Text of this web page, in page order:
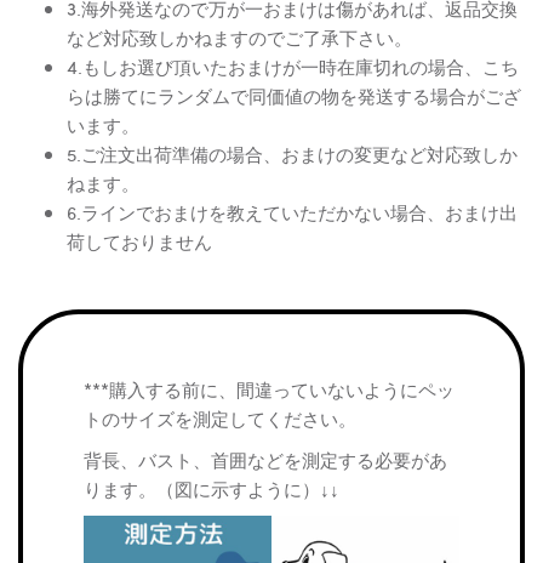
3.海外発送なので万が一おまけは傷があれば、返品交換
など対応致しかねますのでご了承下さい。
4.もしお選び頂いたおまけが一時在庫切れの場合、こち
らは勝てにランダムで同価値の物を発送する場合がござ
います。
5.ご注文出荷準備の場合、おまけの変更など対応致しか
ねます。
6.ラインでおまけを教えていただかない場合、おまけ出
荷しておりません
***購入する前に、間違っていないようにペッ
トのサイズを測定してください。
背長、バスト、首囲などを測定する必要があ
ります。（図に示すように）↓↓